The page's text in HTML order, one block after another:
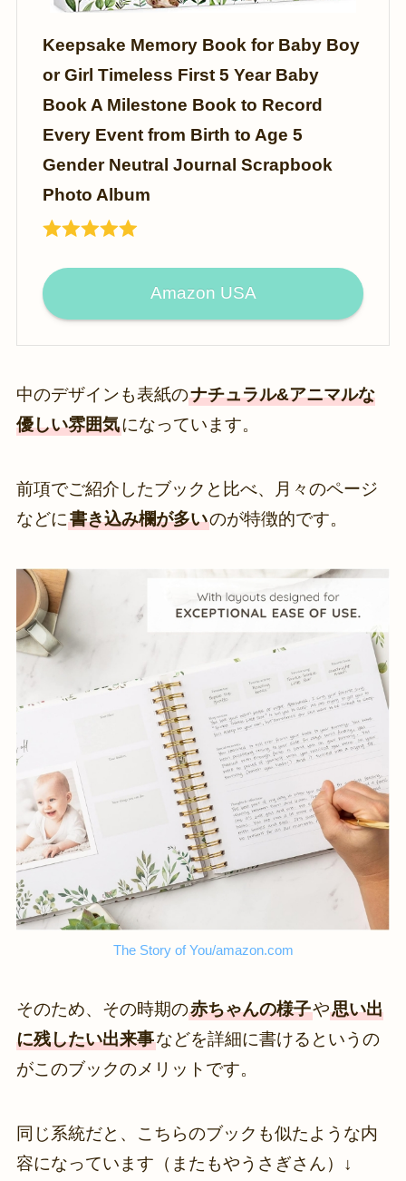
Keepsake Memory Book for Baby Boy
or Girl Timeless First 5 Year Baby
Book A Milestone Book to Record
Every Event from Birth to Age 5
Gender Neutral Journal Scrapbook
Photo Album
Amazon USA
中のデザインも表紙のナチュラル&アニマルな
優しい雰囲気になっています。
前項でご紹介したブックと比べ、月々のページ
などに書き込み欄が多いのが特徴的です。
The Story of You/amazon.com
そのため、その時期の赤ちゃんの様子や思い出
に残したい出来事などを詳細に書けるというの
がこのブックのメリットです。
同じ系統だと、こちらのブックも似たような内
容になっています（またもやうさぎさん）↓